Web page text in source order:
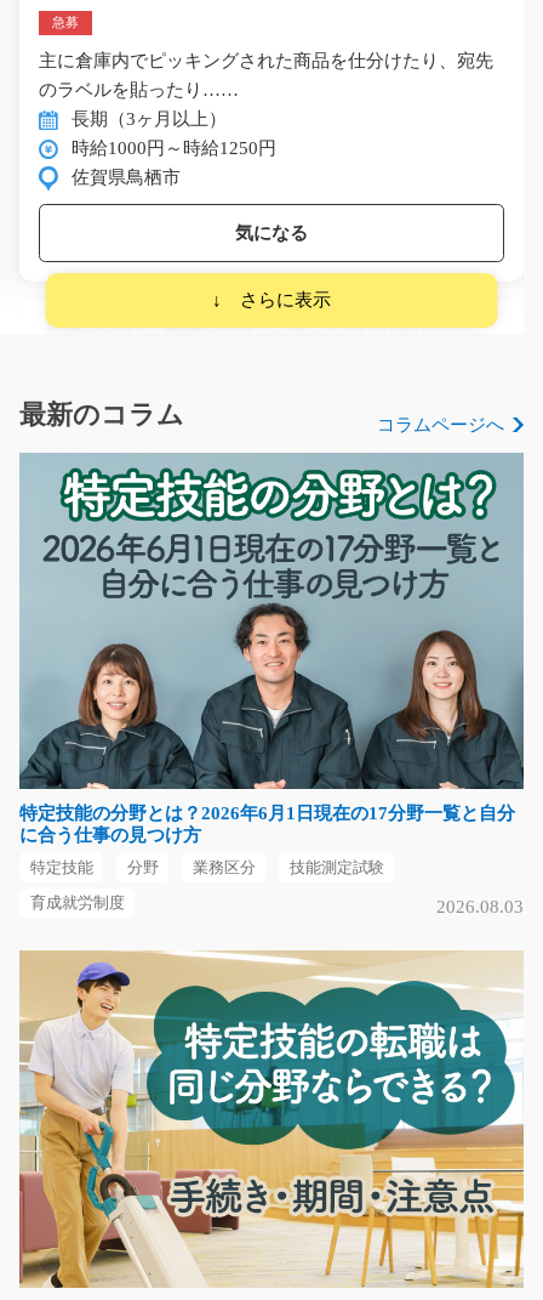
急募
主に倉庫内でピッキングされた商品を仕分けたり、宛先
のラベルを貼ったり……
長期（3ヶ月以上）
時給1000円～時給1250円
佐賀県鳥栖市
気になる
木材カット・機械オペレーター/y04_00555
フルタイムで稼ぎたい方大歓迎！ 住宅用木材のカット・
長期（3ヶ月以上）
時給1400円
栃木県真岡市
気になる
小物製品のピッキング 仕分け/i02_00070
緊急大募集！人気の軽作業♪倉庫内にある部品をリストを
見ながらピッキング…
長期（3ヶ月以上）
時給1140円～
奈良県奈良市
自動車部品の出荷準備、ピッキング作業/g05_0054
1
大手工場内でのお仕事！フォークリフトを使用して自動
車部品の出荷、ピッ…
長期（3ヶ月以上）
時給1400円
神奈川県相模原市南区
気になる
最新のコラム コラムページへ
特定技能の分野とは？2026年6月1日現在の17分野一覧と自分
に合う仕事の見つけ方
特定技能 分野 業務区分 技能測定試験
育成就労制度 2026.08.03